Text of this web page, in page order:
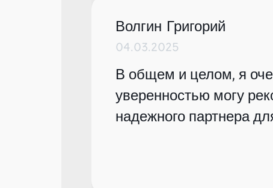
Волгин Григорий
04.03.2025
В общем и целом, я
уверенностью могу
надежного партнера